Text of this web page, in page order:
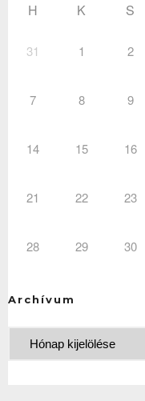
H K S
31 1 2
7 8 9
14 15 16
21 22 23
28 29 30
Archívum